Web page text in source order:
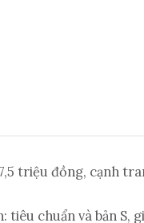
tiêu chuẩn và bản S,